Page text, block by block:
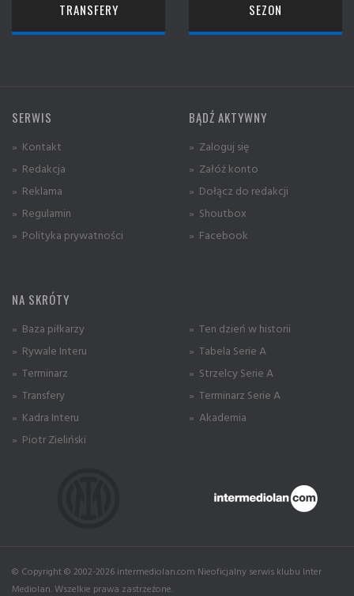
TRANSFERY SEZON
SERWIS
» Kontakt
» Redakcja
» Reklama
» Regulamin
» Polityka prywatności
BĄDŹ AKTYWNY
» Zaloguj się
» Załóż konto
» Dołącz do redakcji
» Shoutbox
» Facebook
NA SKRÓTY
» Baza piłkarzy
» Rywale Interu
» Terminarz
» Transfery
» Kadra Interu
» Piotr Zieliński
» Ten dzień w historii
» Tabela Serie A
» Strzelcy Serie A
» Terminarz Serie A
» Akademia
© Copyright © 2002-2026 intermediolan.com Nieoficjalny serwis klubu Inter
Mediolan. Wszelkie prawa zastrzeżone.